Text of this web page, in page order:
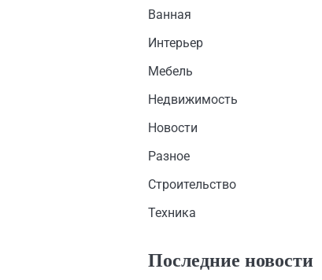
Ванная
Интерьер
Мебель
Недвижимость
Новости
Разное
Строительство
Техника
Последние новости